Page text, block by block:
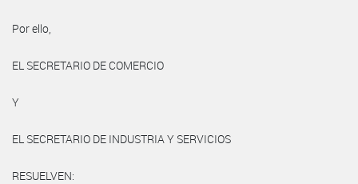
Por ello,
EL SECRETARIO DE COMERCIO
Y
EL SECRETARIO DE INDUSTRIA Y SERVICIOS
RESUELVEN: